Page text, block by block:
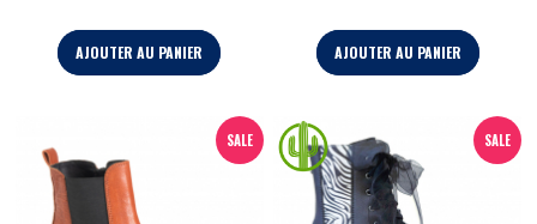
AJOUTER AU PANIER AJOUTER AU PANIER
SALE SALE